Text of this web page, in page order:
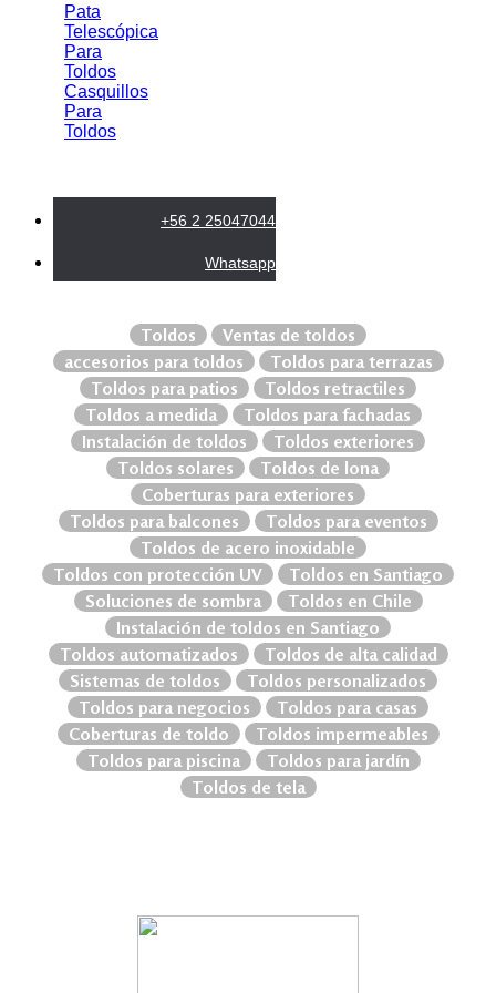
Pata
Telescópica
Para
Toldos
Casquillos
Para
Toldos
+56 2 25047044
Whatsapp
Toldos
Ventas de toldos
accesorios para toldos
Toldos para terrazas
Toldos para patios
Toldos retractiles
Toldos a medida
Toldos para fachadas
Instalación de toldos
Toldos exteriores
Toldos solares
Toldos de lona
Coberturas para exteriores
Toldos para balcones
Toldos para eventos
Toldos de acero inoxidable
Toldos con protección UV
Toldos en Santiago
Soluciones de sombra
Toldos en Chile
Instalación de toldos en Santiago
Toldos automatizados
Toldos de alta calidad
Sistemas de toldos
Toldos personalizados
Toldos para negocios
Toldos para casas
Coberturas de toldo
Toldos impermeables
Toldos para piscina
Toldos para jardín
Toldos de tela